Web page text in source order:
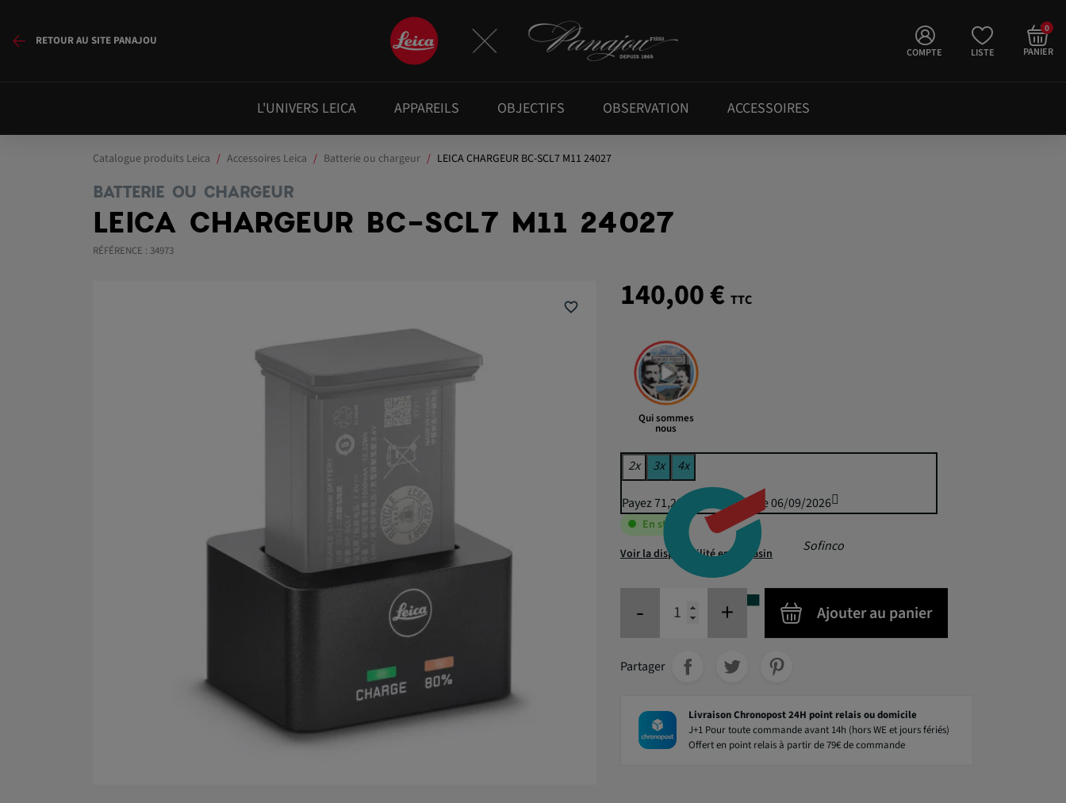
RETOUR AU SITE PANAJOU
LISTE
COMPTE PANIER
0
L'UNIVERS LEICA APPAREILS OBJECTIFS OBSERVATION ACCESSOIRES
Catalogue produits Leica Accessoires Leica Batterie ou chargeur LEICA CHARGEUR BC-SCL7 M11 24027
BATTERIE OU CHARGEUR
LEICA CHARGEUR BC-SCL7 M11 24027
RÉFÉRENCE : 34973
favorite_border 140,00 € TTC
Qui sommes
nous
Sofinco
2x 3x 4x
Payez 71,20 € puis 70,00 € le 06/09/2026
En stock
Voir la disponibilité en magasin
- + Ajouter au panier
Partager
Livraison Chronopost 24H point relais ou domicile
J+1 Pour toute commande avant 14h (hors WE et jours fériés)
Offert en point relais à partir de 79€ de commande